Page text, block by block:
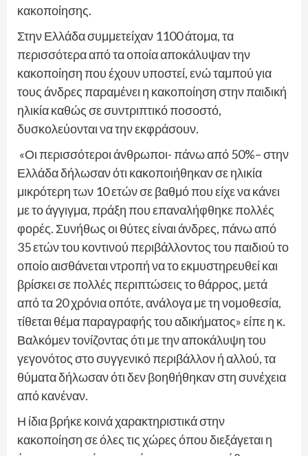
κακοποίησης.
Στην Ελλάδα συμμετείχαν 1100 άτομα, τα
περισσότερα από τα οποία αποκάλυψαν την
κακοποίηση που έχουν υποστεί, ενώ ταμπού για
τους άνδρες παραμένει η κακοποίηση στην παιδική
ηλικία καθώς σε συντριπτικό ποσοστό,
δυσκολεύονται να την εκφράσουν.
«Οι περισσότεροι άνθρωποι- πάνω από 50%– στην
Ελλάδα δήλωσαν ότι κακοποιήθηκαν σε ηλικία
μικρότερη των 10 ετών σε βαθμό που είχε να κάνει
με το άγγιγμα, πράξη που επαναλήφθηκε πολλές
φορές. Συνήθως οι θύτες είναι άνδρες, πάνω από
35 ετών του κοντινού περιβάλλοντος του παιδιού το
οποίο αισθάνεται ντροπή να το εκμυστηρευθεί και
βρίσκει σε πολλές περιπτώσεις το θάρρος, μετά
από τα 20 χρόνια οπότε, ανάλογα με τη νομοθεσία,
τίθεται θέμα παραγραφής του αδικήματος» είπε η κ.
Βαλκόμεν τονίζοντας ότι με την αποκάλυψη του
γεγονότος στο συγγενικό περιβάλλον ή αλλού, τα
θύματα δήλωσαν ότι δεν βοηθήθηκαν στη συνέχεια
από κανέναν.
Η ίδια βρήκε κοινά χαρακτηριστικά στην
κακοποίηση σε όλες τις χώρες όπου διεξάγεται η